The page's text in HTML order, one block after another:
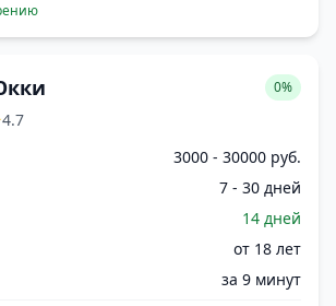
4.7
0%
3000 - 30000 руб.
7 - 30 дней
14 дней
от 18 лет
за 9 минут